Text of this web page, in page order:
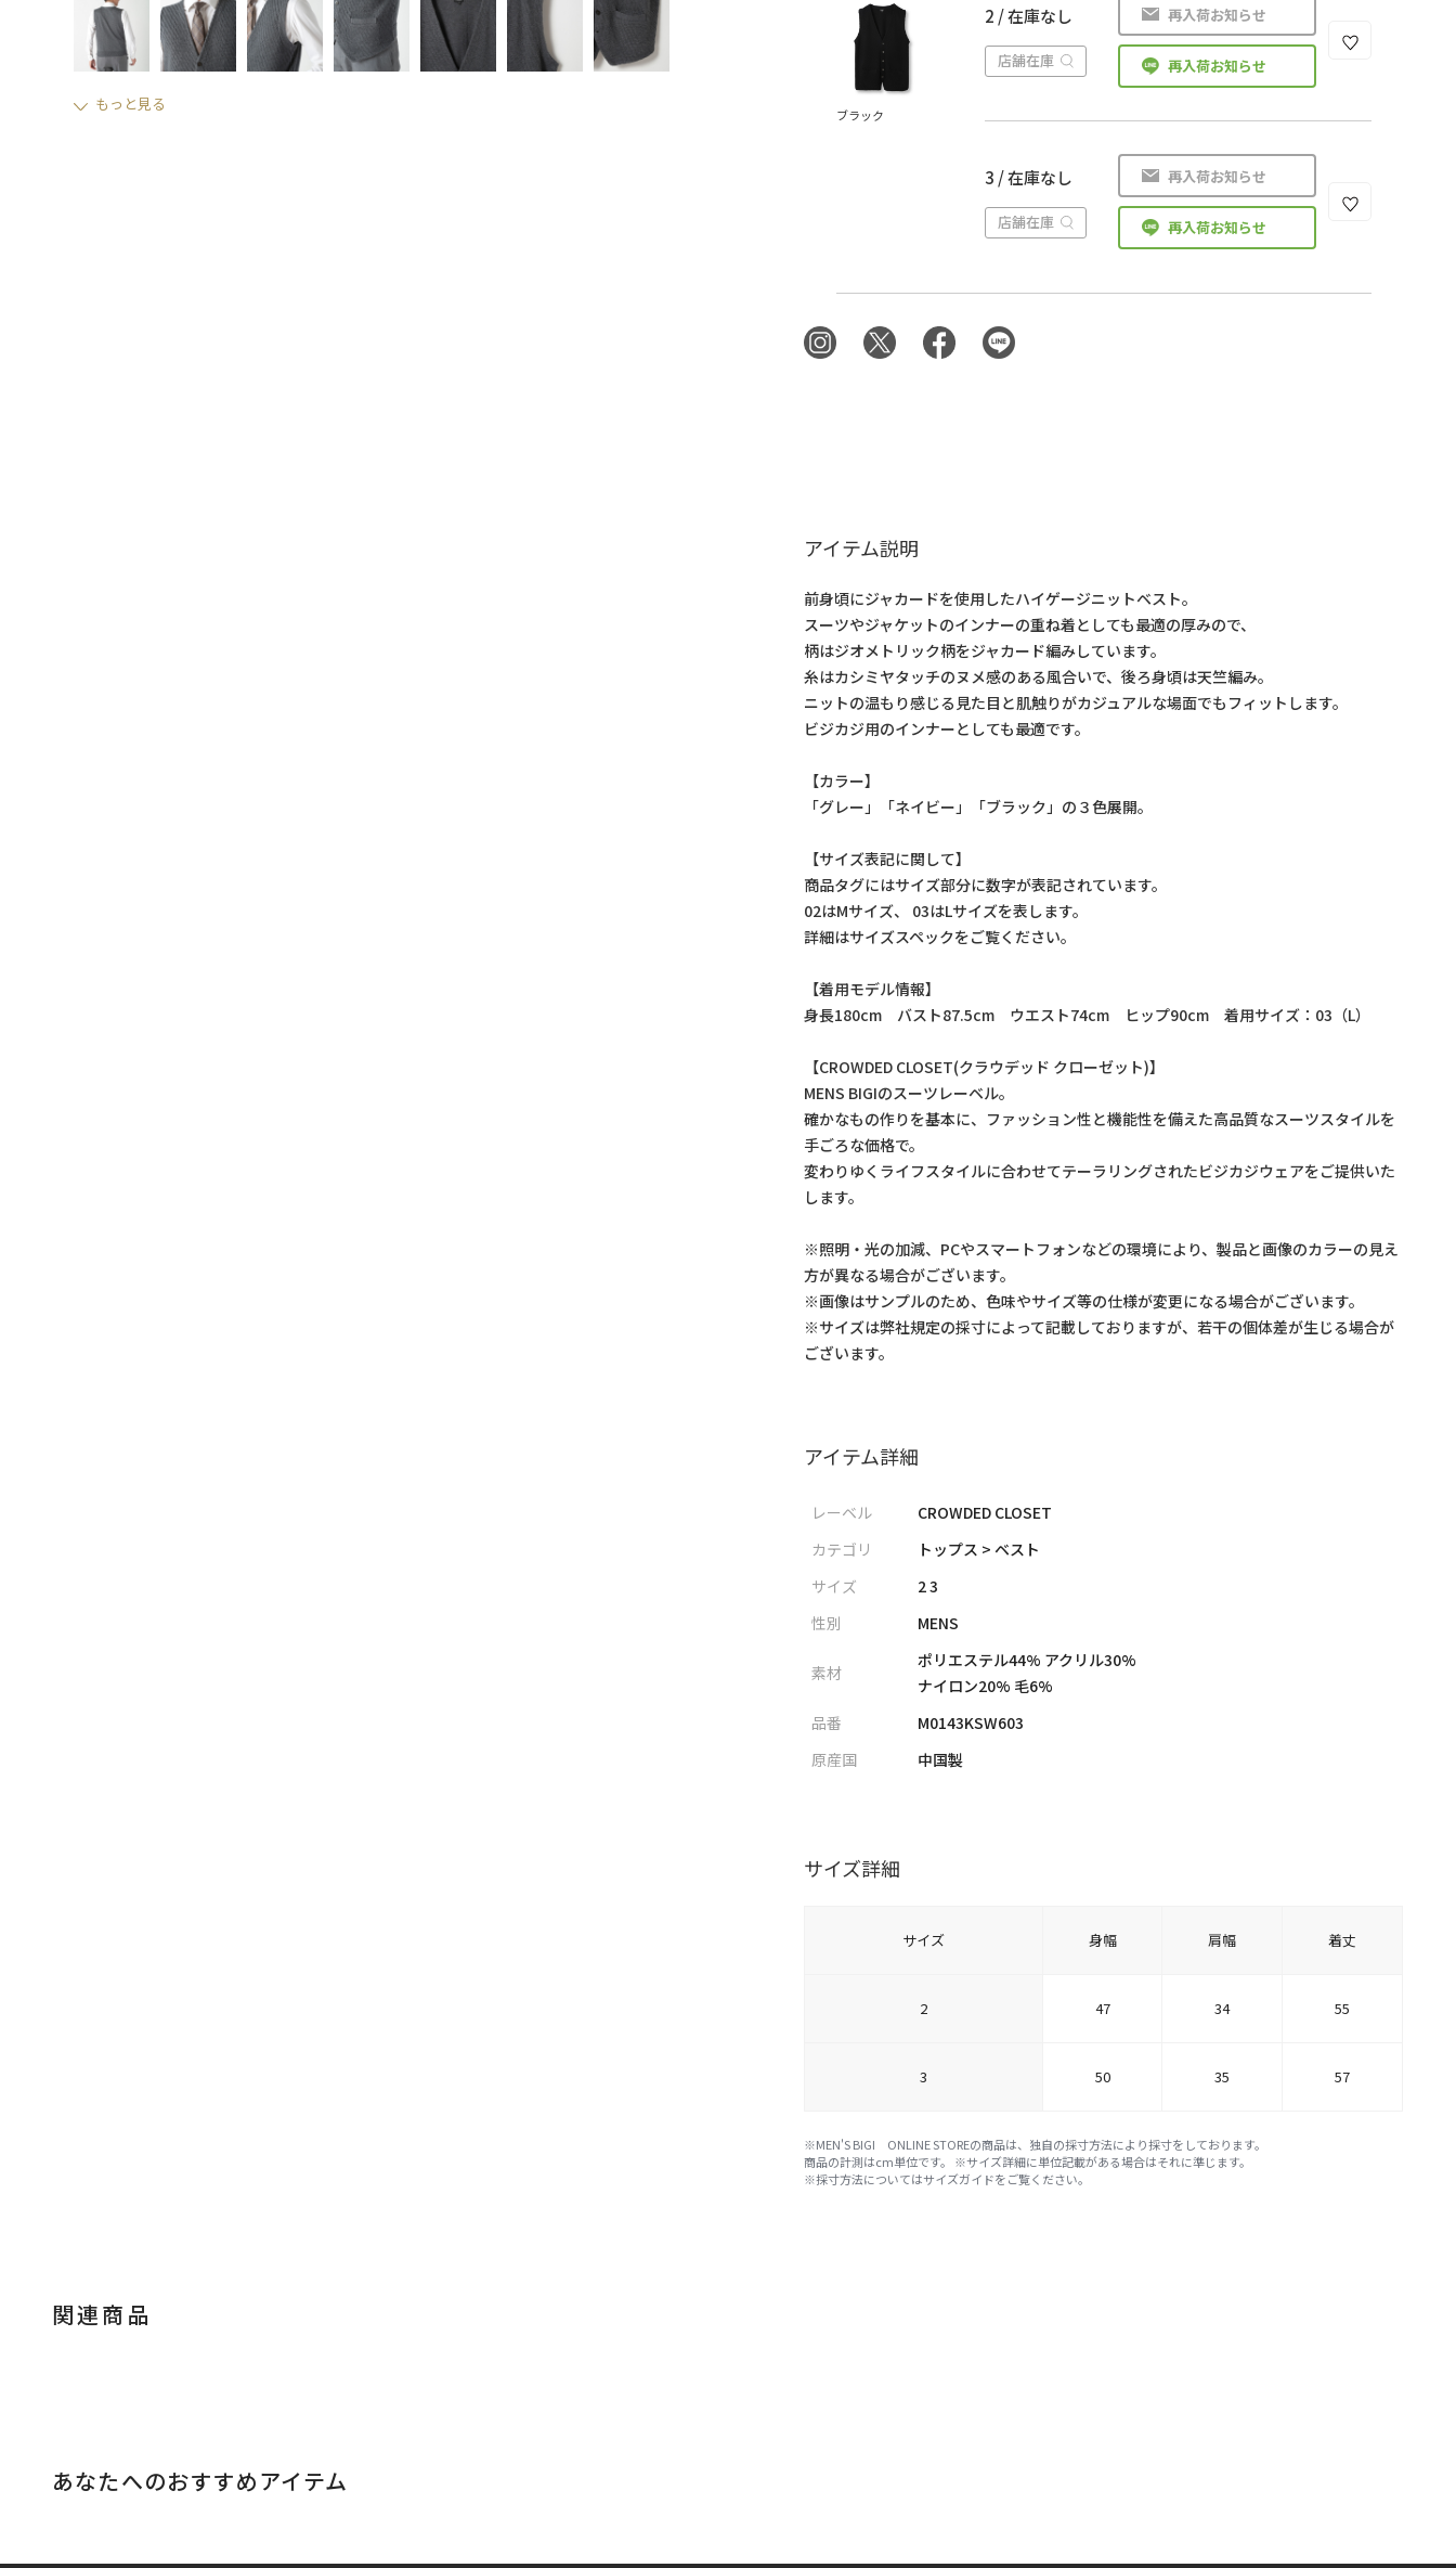
もっと見る
ブラック
2 / 在庫なし
店舗在庫
再入荷お知らせ
再入荷お知らせ
3 / 在庫なし
店舗在庫
再入荷お知らせ
再入荷お知らせ
アイテム説明
前身頃にジャカードを使用したハイゲージニットベスト。
スーツやジャケットのインナーの重ね着としても最適の厚みので、
柄はジオメトリック柄をジャカード編みしています。
糸はカシミヤタッチのヌメ感のある風合いで、後ろ身頃は天竺編み。
ニットの温もり感じる見た目と肌触りがカジュアルな場面でもフィットします。
ビジカジ用のインナーとしても最適です。
【カラー】
「グレー」「ネイビー」「ブラック」の３色展開。
【サイズ表記に関して】
商品タグにはサイズ部分に数字が表記されています。
02はMサイズ、 03はLサイズを表します。
詳細はサイズスペックをご覧ください。
【着用モデル情報】
身長180cm バスト87.5cm ウエスト74cm ヒップ90cm 着用サイズ：03（L）
【CROWDED CLOSET(クラウデッド クローゼット)】
MENS BIGIのスーツレーベル。
確かなもの作りを基本に、ファッション性と機能性を備えた高品質なスーツスタイルを
手ごろな価格で。
変わりゆくライフスタイルに合わせてテーラリングされたビジカジウェアをご提供いた
します。
※照明・光の加減、PCやスマートフォンなどの環境により、製品と画像のカラーの見え
方が異なる場合がございます。
※画像はサンプルのため、色味やサイズ等の仕様が変更になる場合がございます。
※サイズは弊社規定の採寸によって記載しておりますが、若干の個体差が生じる場合が
ございます。
アイテム詳細
レーベル
CROWDED CLOSET
カテゴリ
トップス > ベスト
サイズ
2 3
性別
MENS
素材
ポリエステル44% アクリル30%
ナイロン20% 毛6%
品番
M0143KSW603
原産国
中国製
サイズ詳細
サイズ 身幅 肩幅 着丈
2 47 34 55
3 50 35 57
※MEN'S BIGI ONLINE STOREの商品は、独自の採寸方法により採寸をしております。
商品の計測はcm単位です。 ※サイズ詳細に単位記載がある場合はそれに準じます。
※採寸方法についてはサイズガイドをご覧ください。
関連商品
あなたへのおすすめアイテム